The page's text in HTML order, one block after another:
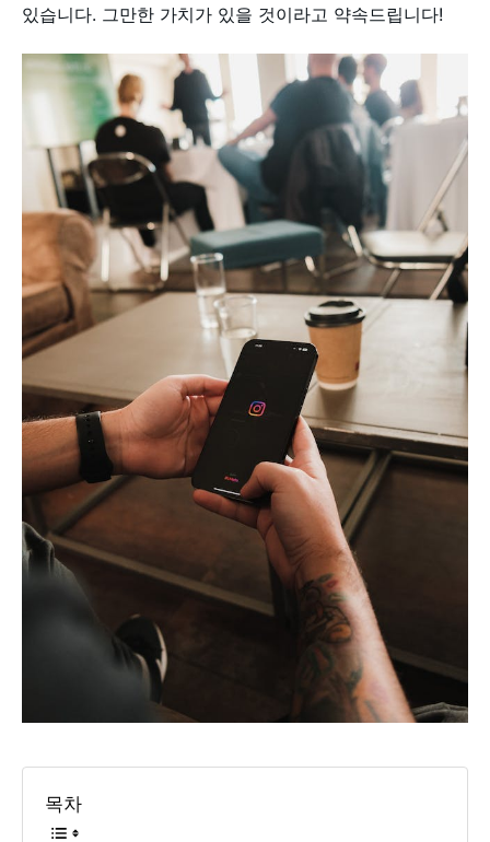
있습니다. 그만한 가치가 있을 것이라고 약속드립니다!
목차